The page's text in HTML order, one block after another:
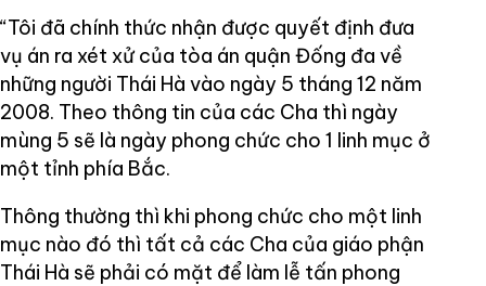
“Tôi đã chính thức nhận được quyết định đưa
vụ án ra xét xử của tòa án quận Đống đa về
những người Thái Hà vào ngày 5 tháng 12 năm
2008. Theo thông tin của các Cha thì ngày
mùng 5 sẽ là ngày phong chức cho 1 linh mục ở
một tỉnh phía Bắc.
Thông thường thì khi phong chức cho một linh
mục nào đó thì tất cả các Cha của giáo phận
Thái Hà sẽ phải có mặt để làm lễ tấn phong